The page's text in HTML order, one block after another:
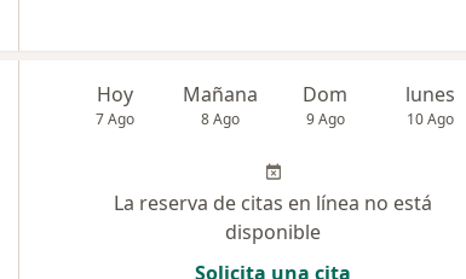
Hoy
7 Ago
Mañana
8 Ago
Dom
9 Ago
lunes
10 Ago
La reserva de citas en línea no está
disponible
Solicita una cita